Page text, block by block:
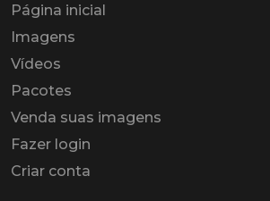
Página inicial
Imagens
Vídeos
Pacotes
Venda suas imagens
Fazer login
Criar conta